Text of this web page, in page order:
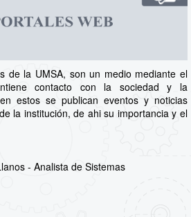
de la UMSA, son un medio mediante el
contacto con la sociedad y la
estos se publican eventos y noticias
la institución, de ahi su importancia y el
- Analista de Sistemas